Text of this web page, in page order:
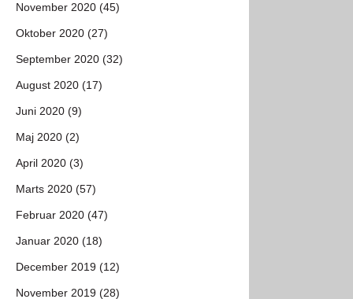
November 2020 (45)
Oktober 2020 (27)
September 2020 (32)
August 2020 (17)
Juni 2020 (9)
Maj 2020 (2)
April 2020 (3)
Marts 2020 (57)
Februar 2020 (47)
Januar 2020 (18)
December 2019 (12)
November 2019 (28)